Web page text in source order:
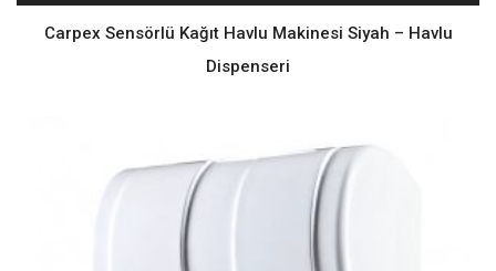
Carpex Sensörlü Kağıt Havlu Makinesi Siyah – Havlu
Dispenseri